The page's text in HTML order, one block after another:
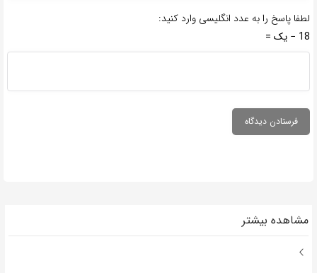
لطفا پاسخ را به عدد انگلیسی وارد کنید:
18 − یک =
مشاهده بیشتر